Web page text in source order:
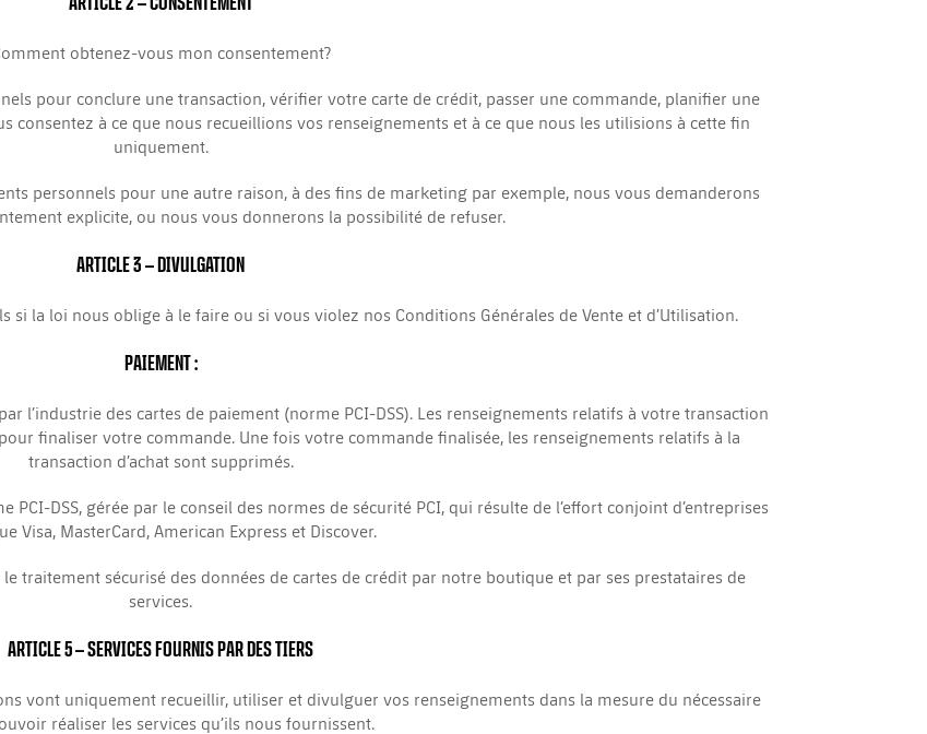
obtenez-vous mon consentement?
pour conclure une transaction, vérifier votre carte de crédit, passer une commande, planifier une
à ce que nous recueillions vos renseignements et à ce que nous les utilisions à cette fin
uniquement.
personnels pour une autre raison, à des fins de marketing par exemple, nous vous demanderons
explicite, ou nous vous donnerons la possibilité de refuser.
ARTICLE 3 – DIVULGATION
la loi nous oblige à le faire ou si vous violez nos Conditions Générales de Vente et d’Utilisation.
PAIEMENT :
l’industrie des cartes de paiement (norme PCI-DSS). Les renseignements relatifs à votre transaction
finaliser votre commande. Une fois votre commande finalisée, les renseignements relatifs à la
transaction d’achat sont supprimés.
DSS, gérée par le conseil des normes de sécurité PCI, qui résulte de l’effort conjoint d’entreprises
Visa, MasterCard, American Express et Discover.
le traitement sécurisé des données de cartes de crédit par notre boutique et par ses prestataires de
services.
ARTICLE 5– SERVICES FOURNIS PAR DES TIERS
vont uniquement recueillir, utiliser et divulguer vos renseignements dans la mesure du nécessaire
réaliser les services qu’ils nous fournissent.